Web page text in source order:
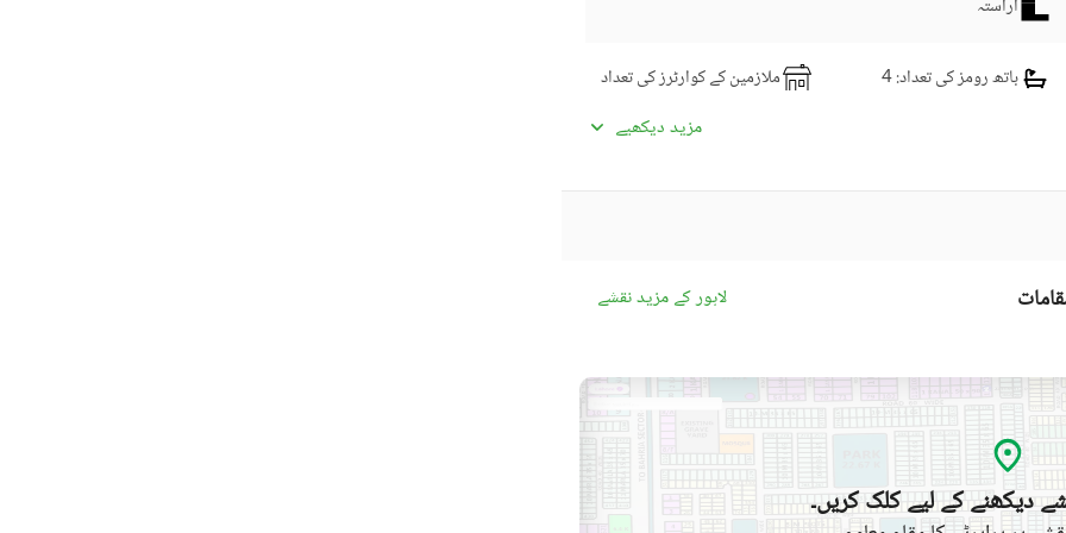
آراستہ
باتھ رومز کی تعداد: 4
ملازمین کے کوارٹرز کی تعداد
کچنز کی تعداد: 2
کمیونٹی سوئمنگ پول
کمیونٹی جم
ڈے کیئر سینٹر
بچوں کے کھیلنے کا حصہ
مزید دیکھیے
لاہور کے مزید نقشے
دیکھنے کے لیے کلک کریں۔